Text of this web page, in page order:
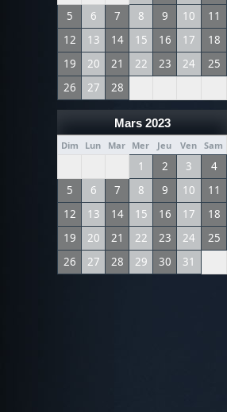
5
6 7 8 9 10
11
12
13 14 15 16 17
18
19
20 21 22 23 24
25
26
27 28
Mars 2023
Dim Lun Mar Mer Jeu Ven Sam
1 2 3
4
5
6 7 8 9 10
11
12
13 14 15 16 17
18
19
20 21 22 23 24
25
26
27 28 29 30 31